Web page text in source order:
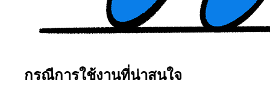
กรณีการใช้งานที่น่าสนใจ